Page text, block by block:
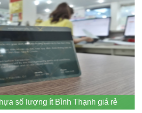
số lượng ít Bình Thạnh giá rẻ